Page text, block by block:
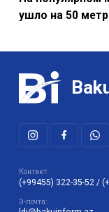
ушло на 50
Контакт:
(+99455) 322-35-52 /
Э-почта: